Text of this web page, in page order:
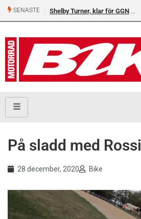
SENASTE Shelby Turner, klar för GGN
På sladd med Rossi
28 december, 2020 Bike